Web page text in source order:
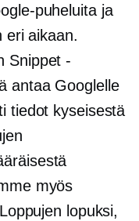
puheluita ja
eri aikaan.
Snippet -
antaa Googlelle
tiedot kyseisestä
myös
lopuksi,